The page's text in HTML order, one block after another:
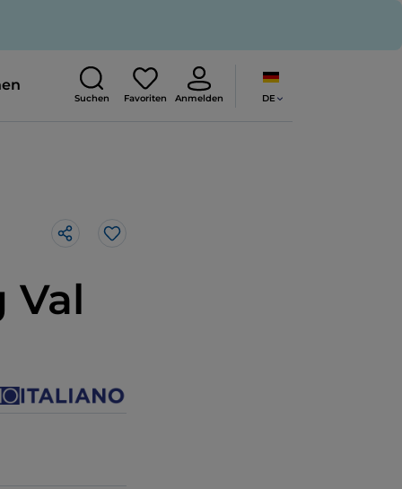
Suchen Favoriten Anmelden DE
Val
Like